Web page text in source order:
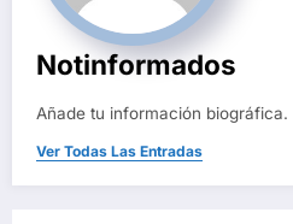
Notinformados
Añade tu información biográfica.
Ver Todas Las Entradas